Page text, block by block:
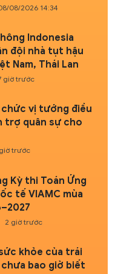
08/2026 14:34
Indonesia
đội nhà tụt hậu
Nam, Thái Lan
giờ trước
chức vị tướng điều
trợ quân sự cho
trước
Kỳ thi Toán Ứng
tế VIAMC mùa
2 giờ trước
khỏe của trái
chưa bao giờ biết